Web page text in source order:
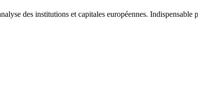
des institutions et capitales européennes.